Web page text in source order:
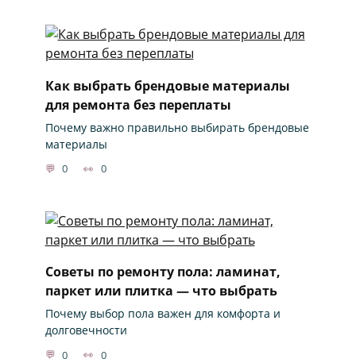
Как выбрать брендовые материалы
для ремонта без переплаты
Почему важно правильно выбирать брендовые
материалы
0 0
Советы по ремонту пола: ламинат,
паркет или плитка — что выбрать
Почему выбор пола важен для комфорта и
долговечности
0 0